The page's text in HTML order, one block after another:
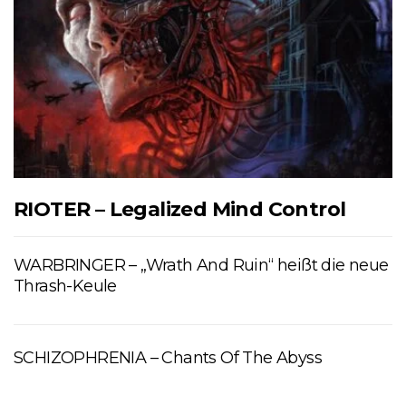
RIOTER – Legalized Mind Control
WARBRINGER – „Wrath And Ruin“ heißt die neue
Thrash-Keule
SCHIZOPHRENIA – Chants Of The Abyss